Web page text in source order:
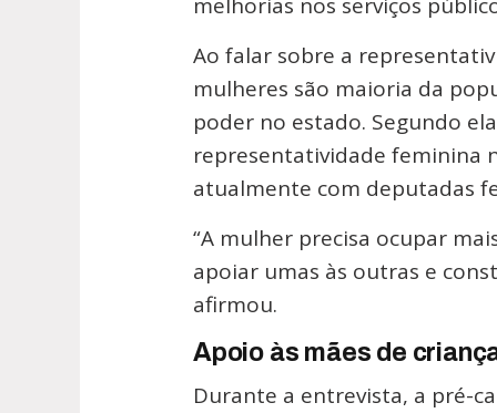
melhorias nos serviços
Ao falar sobre a
mulheres são maioria da
poder no estado. Segundo
representatividade feminina
atualmente com deputadas
“A mulher precisa ocupar
apoiar umas às outras e
afirmou.
Apoio às mães de
Durante a entrevista, a pré-